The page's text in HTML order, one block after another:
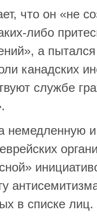
что он «не
либо
а
канадских
службе
немедленную и
в списке лиц.